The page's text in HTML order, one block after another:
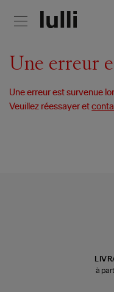
Une erreur
Une erreur est survenue
Veuillez réessayer et
à